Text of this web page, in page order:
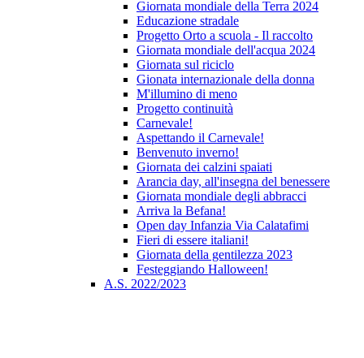
Giornata mondiale della Terra 2024
Educazione stradale
Progetto Orto a scuola - Il raccolto
Giornata mondiale dell'acqua 2024
Giornata sul riciclo
Gionata internazionale della donna
M'illumino di meno
Progetto continuità
Carnevale!
Aspettando il Carnevale!
Benvenuto inverno!
Giornata dei calzini spaiati
Arancia day, all'insegna del benessere
Giornata mondiale degli abbracci
Arriva la Befana!
Open day Infanzia Via Calatafimi
Fieri di essere italiani!
Giornata della gentilezza 2023
Festeggiando Halloween!
A.S. 2022/2023